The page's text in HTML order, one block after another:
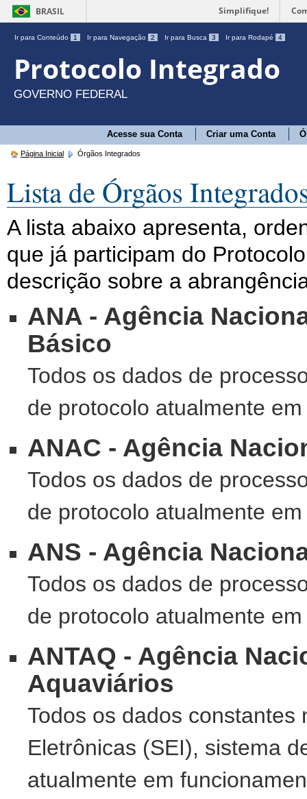
BRASIL Simplifique!
Ir para Conteúdo 1 Ir para Navegação 2 Ir para Busca 3 Ir para Rodapé 4
Protocolo Integrado
GOVERNO FEDERAL
Acesse sua Conta Criar uma Conta
Página Inicial Órgãos Integrados
Lista de Órgãos
A lista abaixo apresenta,
que já participam do
descrição sobre a
ANA - Agência
Básico
Todos os dados de
de protocolo atualmente
ANAC - Agência
Todos os dados de
de protocolo atualmente
ANS - Agência
Todos os dados de
de protocolo atualmente
ANTAQ - Agência
Aquaviários
Todos os dados
Eletrônicas (SEI), sistema
atualmente em